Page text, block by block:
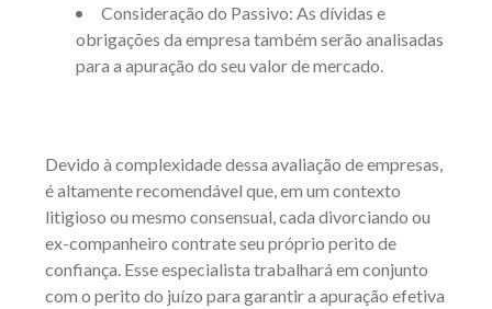
Consideração do Passivo: As dívidas e
obrigações da empresa também serão analisadas
para a apuração do seu valor de mercado.
Devido à complexidade dessa avaliação de empresas,
é altamente recomendável que, em um contexto
litigioso ou mesmo consensual, cada divorciando ou
ex-companheiro contrate seu próprio perito de
confiança. Esse especialista trabalhará em conjunto
com o perito do juízo para garantir a apuração efetiva